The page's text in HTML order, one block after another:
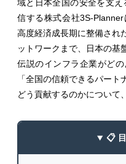
域と日本全国の安全を支
信する株式会社3S-
高度経済成長期に整備され
ットワークまで、日本の基
伝説のインフラ企業がど
「全国の信頼できるパー
どう貢献するのかについて
📋